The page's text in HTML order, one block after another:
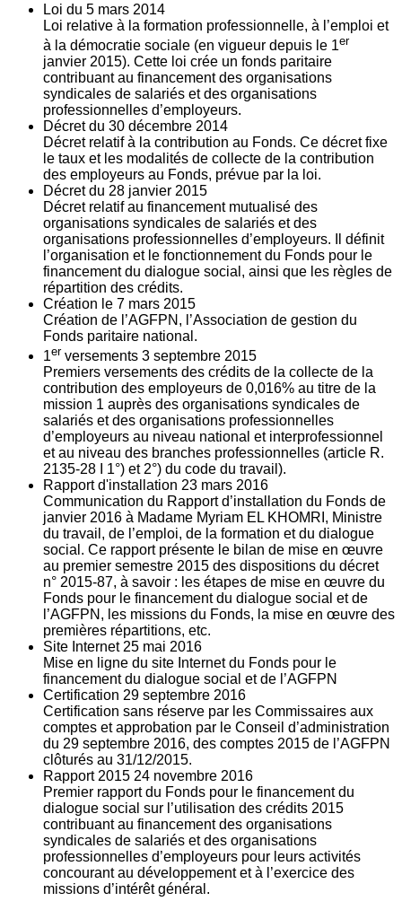
Loi du 5 mars 2014
Loi relative à la formation professionnelle, à l’emploi et
à la démocratie sociale (en vigueur depuis le 1er
janvier 2015). Cette loi crée un fonds paritaire
contribuant au financement des organisations
syndicales de salariés et des organisations
professionnelles d’employeurs.
Décret du 30 décembre 2014
Décret relatif à la contribution au Fonds. Ce décret fixe
le taux et les modalités de collecte de la contribution
des employeurs au Fonds, prévue par la loi.
Décret du 28 janvier 2015
Décret relatif au financement mutualisé des
organisations syndicales de salariés et des
organisations professionnelles d’employeurs. Il définit
l’organisation et le fonctionnement du Fonds pour le
financement du dialogue social, ainsi que les règles de
répartition des crédits.
Création le 7 mars 2015
Création de l’AGFPN, l’Association de gestion du
Fonds paritaire national.
1er versements 3 septembre 2015
Premiers versements des crédits de la collecte de la
contribution des employeurs de 0,016% au titre de la
mission 1 auprès des organisations syndicales de
salariés et des organisations professionnelles
d’employeurs au niveau national et interprofessionnel
et au niveau des branches professionnelles (article R.
2135‐28 I 1°) et 2°) du code du travail).
Rapport d'installation 23 mars 2016
Communication du Rapport d’installation du Fonds de
janvier 2016 à Madame Myriam EL KHOMRI, Ministre
du travail, de l’emploi, de la formation et du dialogue
social. Ce rapport présente le bilan de mise en œuvre
au premier semestre 2015 des dispositions du décret
n° 2015-87, à savoir : les étapes de mise en œuvre du
Fonds pour le financement du dialogue social et de
l’AGFPN, les missions du Fonds, la mise en œuvre des
premières répartitions, etc.
Site Internet 25 mai 2016
Mise en ligne du site Internet du Fonds pour le
financement du dialogue social et de l’AGFPN
Certification 29 septembre 2016
Certification sans réserve par les Commissaires aux
comptes et approbation par le Conseil d’administration
du 29 septembre 2016, des comptes 2015 de l’AGFPN
clôturés au 31/12/2015.
Rapport 2015 24 novembre 2016
Premier rapport du Fonds pour le financement du
dialogue social sur l’utilisation des crédits 2015
contribuant au financement des organisations
syndicales de salariés et des organisations
professionnelles d’employeurs pour leurs activités
concourant au développement et à l’exercice des
missions d’intérêt général.